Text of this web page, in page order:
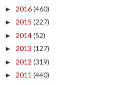
► 2016(460)
► 2015 (227)
► 2014(52)
► 2013 (127)
► 2012 (319)
► 2011 (440)